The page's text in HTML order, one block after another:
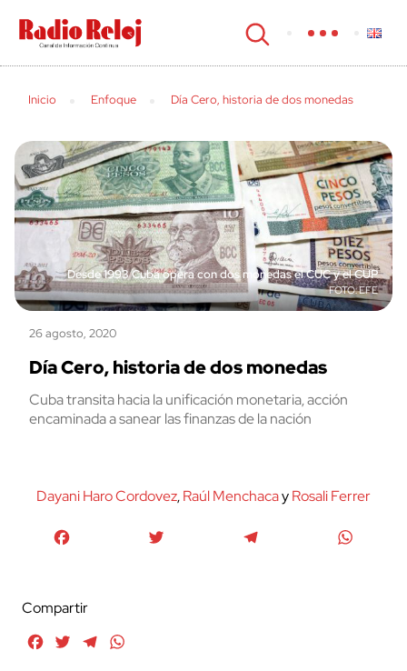
cerrar
Inicio Enfoque Día Cero, historia de dos monedas
Desde 1993 Cuba opera con dos monedas el CUC y el CUP
EFE
26 agosto, 2020
Día Cero, historia de dos monedas
Cuba transita hacia la unificación monetaria, acción
encaminada a sanear las finanzas de la nación
Dayani Haro Cordovez,Raúl MenchacayRosali Ferrer
Compartir
FacebookTwitterTelegram